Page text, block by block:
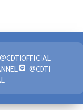
@CDTIOFFICIAL
@CDTI